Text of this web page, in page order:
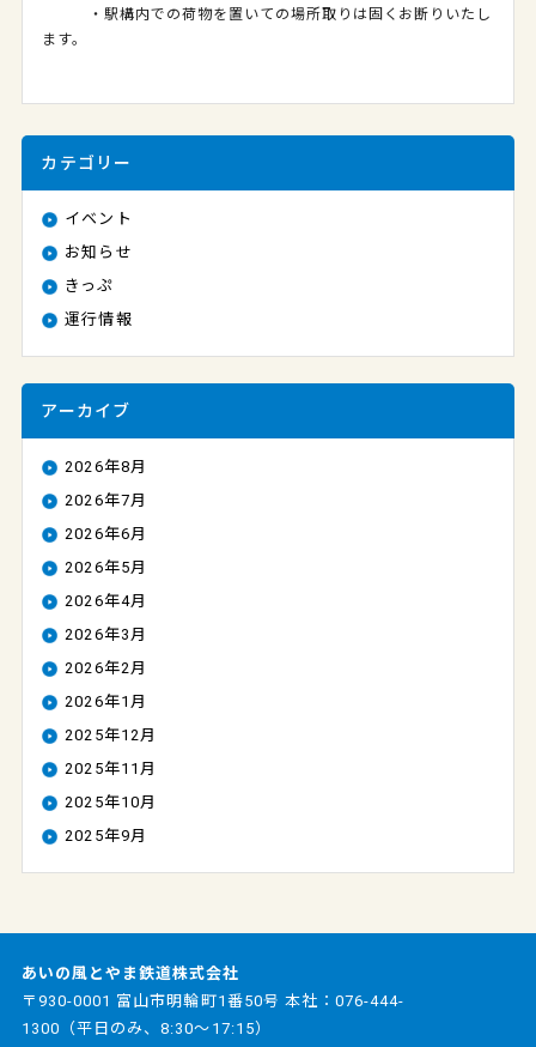
・駅構内での荷物を置いての場所取りは固くお断りいたし
ます。
カテゴリー
イベント
お知らせ
きっぷ
運行情報
アーカイブ
2026年8月
2026年7月
2026年6月
2026年5月
2026年4月
2026年3月
2026年2月
2026年1月
2025年12月
2025年11月
2025年10月
2025年9月
あいの風とやま鉄道株式会社
〒930-0001 富山市明輪町1番50号 本社： 076-444-
1300 （平日のみ、8:30～17:15）